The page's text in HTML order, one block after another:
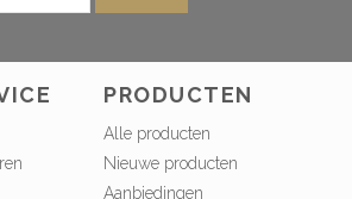
PRODUCTEN
Alle producten
Nieuwe producten
Aanbiedingen